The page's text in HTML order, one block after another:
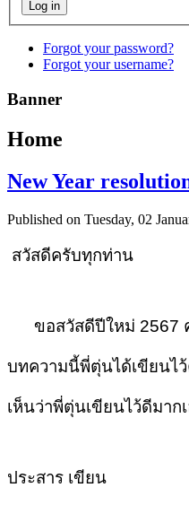
Forgot your password?
Forgot your username?
Banner
Home
New Year
Published on Tuesday, 02
สวัสดีครับทุกท่าน
ขอสวัสดีปีใหม่ 2567 ค
บทความนี้พี่ตุ่นได้เขียนไ
เห็นว่าพี่ตุ่นเขียนไว้ดีมาก
ประสาร เขียน